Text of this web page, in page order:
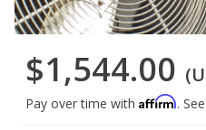
$1,544.00
Pay over time with Affirm.